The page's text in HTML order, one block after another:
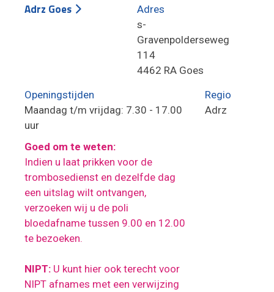
Adrz Goes
Adres
s-
Gravenpolderseweg
114
4462 RA Goes
Openingstijden
Maandag t/m vrijdag: 7.30 - 17.00
uur
Goed om te weten:
Indien u laat prikken voor de
trombosedienst en dezelfde dag
een uitslag wilt ontvangen,
verzoeken wij u de poli
bloedafname tussen 9.00 en 12.00
te bezoeken.
NIPT: U kunt hier ook terecht voor
NIPT afnames met een verwijzing
Regio
Adrz